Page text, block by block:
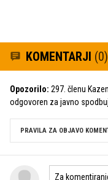
KOMENTARJI (0)
Opozorilo: 297. členu
odgovoren za javno
PRAVILA ZA OBJAVO